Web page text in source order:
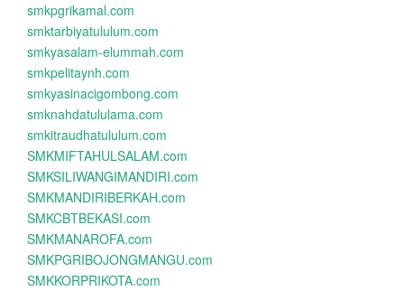
smkpgrikamal.com
smktarbiyatululum.com
smkyasalam-elummah.com
smkpelitaynh.com
smkyasinacigombong.com
smknahdatululama.com
smkitraudhatululum.com
SMKMIFTAHULSALAM.com
SMKSILIWANGIMANDIRI.com
SMKMANDIRIBERKAH.com
SMKCBTBEKASI.com
SMKMANAROFA.com
SMKPGRIBOJONGMANGU.com
SMKKORPRIKOTA.com